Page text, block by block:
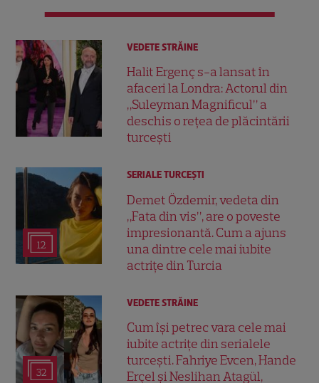
VEDETE STRĂINE
Halit Ergenç s-a lansat în
afaceri la Londra: Actorul din
„Suleyman Magnificul” a
deschis o rețea de plăcintării
turcești
12
SERIALE TURCEŞTI
Demet Özdemir, vedeta din
„Fata din vis”, are o poveste
impresionantă. Cum a ajuns
una dintre cele mai iubite
actrițe din Turcia
32
VEDETE STRĂINE
Cum își petrec vara cele mai
iubite actrițe din serialele
turcești. Fahriye Evcen, Hande
Erçel și Neslihan Atagül,